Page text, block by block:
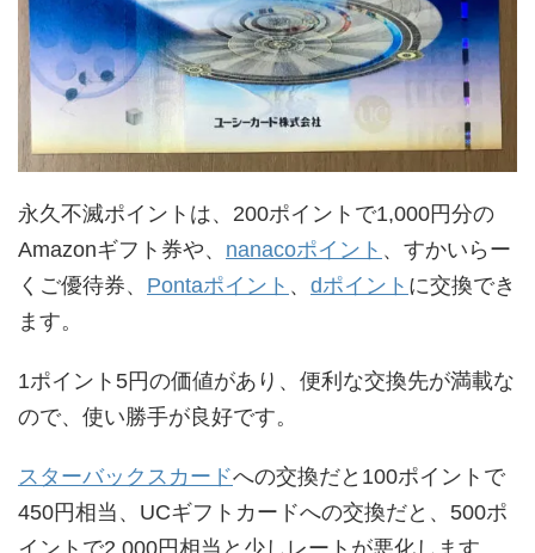
永久不滅ポイントは、200ポイントで1,000円分の
Amazonギフト券や、 nanacoポイント 、すかいらー
くご優待券、 Pontaポイント 、 dポイント に交換でき
ます。
1ポイント5円の価値があり、便利な交換先が満載な
ので、使い勝手が良好です。
スターバックスカードへの交換だと100ポイントで
450円相当、UCギフトカードへの交換だと、500ポ